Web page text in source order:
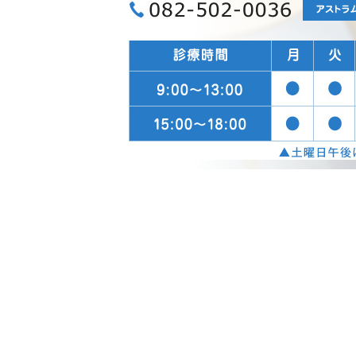
082-502-